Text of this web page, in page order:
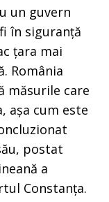
un guvern
în siguranță
țara mai
România
măsurile care
așa cum este
postat
a
Constanța.